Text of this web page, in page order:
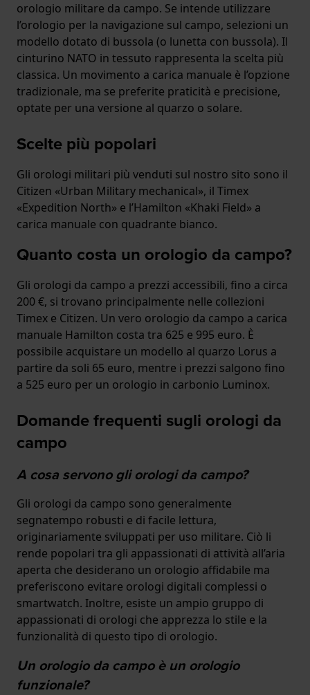
orologio militare da campo. Se intende utilizzare
l’orologio per la navigazione sul campo, selezioni un
modello dotato di bussola (o lunetta con bussola). Il
cinturino NATO in tessuto rappresenta la scelta più
classica. Un movimento a carica manuale è l’opzione
tradizionale, ma se preferite praticità e precisione,
optate per una versione al quarzo o solare.
Scelte più popolari
Gli orologi militari più venduti sul nostro sito sono il
Citizen «Urban Military mechanical», il Timex
«Expedition North» e l’Hamilton «Khaki Field» a
carica manuale con quadrante bianco.
Quanto costa un orologio da campo?
Gli orologi da campo a prezzi accessibili, fino a circa
200 €, si trovano principalmente nelle collezioni
Timex e Citizen. Un vero orologio da campo a carica
manuale Hamilton costa tra 625 e 995 euro. È
possibile acquistare un modello al quarzo Lorus a
partire da soli 65 euro, mentre i prezzi salgono fino
a 525 euro per un orologio in carbonio Luminox.
Domande frequenti sugli orologi da
campo
A cosa servono gli orologi da campo?
Gli orologi da campo sono generalmente
segnatempo robusti e di facile lettura,
originariamente sviluppati per uso militare. Ciò li
rende popolari tra gli appassionati di attività all’aria
aperta che desiderano un orologio affidabile ma
preferiscono evitare orologi digitali complessi o
smartwatch. Inoltre, esiste un ampio gruppo di
appassionati di orologi che apprezza lo stile e la
funzionalità di questo tipo di orologio.
Un orologio da campo è un orologio
funzionale?